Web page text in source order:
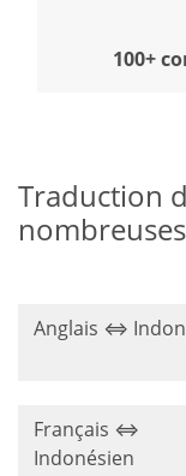
100+
Traduction
Anglais ⇔
Français ⇔
Indonésien